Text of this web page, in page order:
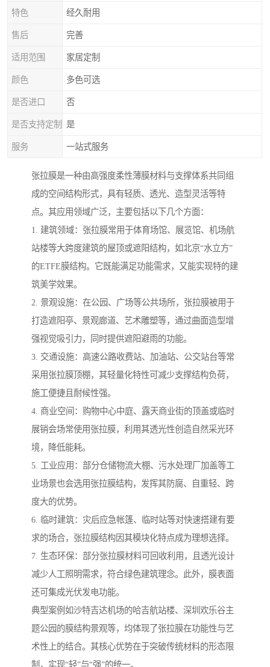
特色 经久耐用
售后 完善
适用范围 家居定制
颜色 多色可选
是否进口 否
是否支持定制 是
服务 一站式服务
张拉膜是一种由高强度柔性薄膜材料与支撑体系共同组
成的空间结构形式，具有轻质、透光、造型灵活等特
点。其应用领域广泛，主要包括以下几个方面：
1. 建筑领域：张拉膜常用于体育场馆、展览馆、机场航
站楼等大跨度建筑的屋顶或遮阳结构，如北京“水立方”
的ETFE膜结构。它既能满足功能需求，又能实现特的建
筑美学效果。
2. 景观设施：在公园、广场等公共场所，张拉膜被用于
打造遮阳亭、景观廊道、艺术雕塑等，通过曲面造型增
强视觉吸引力，同时提供遮阳避雨的功能。
3. 交通设施：高速公路收费站、加油站、公交站台等常
采用张拉膜顶棚，其轻量化特性可减少支撑结构负荷，
施工便捷且耐候性强。
4. 商业空间：购物中心中庭、露天商业街的顶盖或临时
展销会场常使用张拉膜，利用其透光性创造自然采光环
境，降低能耗。
5. 工业应用：部分仓储物流大棚、污水处理厂加盖等工
业场景也会选用张拉膜结构，发挥其防腐、自重轻、跨
度大的优势。
6. 临时建筑：灾后应急帐篷、临时站等对快速搭建有要
求的场合，张拉膜结构因其模块化特点成为理想选择。
7. 生态环保：部分张拉膜材料可回收利用，且透光设计
减少人工照明需求，符合绿色建筑理念。此外，膜表面
还可集成光伏发电功能。
典型案例如沙特吉达机场的哈吉航站楼、深圳欢乐谷主
题公园的膜结构景观等，均体现了张拉膜在功能性与艺
术性上的结合。其核心优势在于突破传统材料的形态限
制，实现“轻”与“强”的统一。